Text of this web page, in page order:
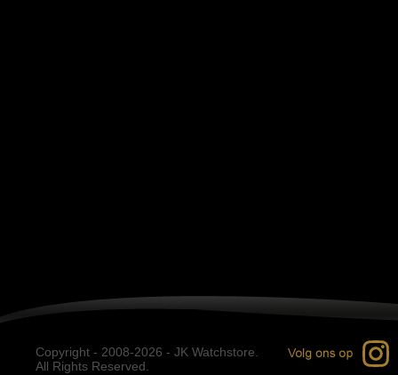
Copyright - 2008-2026 - JK Watchstore.
All Rights Reserved.